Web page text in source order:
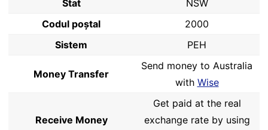
Stat
NSW
Codul poştal
2000
Sistem
PEH
Money Transfer
Send money to Australia
with Wise
Receive Money
Get paid at the real
exchange rate by using